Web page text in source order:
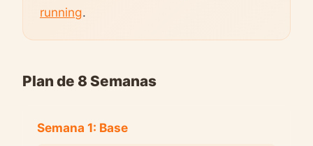
running.
Plan de 8 Semanas
Semana 1: Base